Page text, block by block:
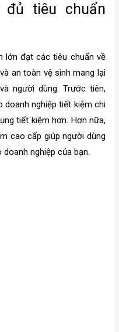
tiêu chuẩn
lớn đạt các tiêu chuẩn về
an toàn vệ sinh mang lại
người dùng. Trước tiên,
doanh nghiệp tiết kiệm chi
tiết kiệm hơn. Hơn nữa,
cao cấp giúp người dùng
nghiệp của bạn.